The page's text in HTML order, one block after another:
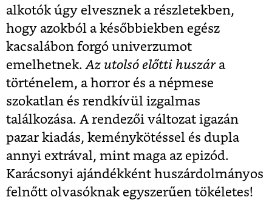
alkotók úgy elvesznek a részletekben,
hogy azokból a későbbiekben egész
kacsalábon forgó univerzumot
emelhetnek.Az utolsó előtti huszára
történelem, a horror és a népmese
szokatlan és rendkívül izgalmas
találkozása. A rendezői változat igazán
pazar kiadás, keménykötéssel és dupla
annyi extrával, mint maga az epizód.
Karácsonyi ajándékként huszárdolmányos
felnőtt olvasóknak egyszerűen tökéletes!